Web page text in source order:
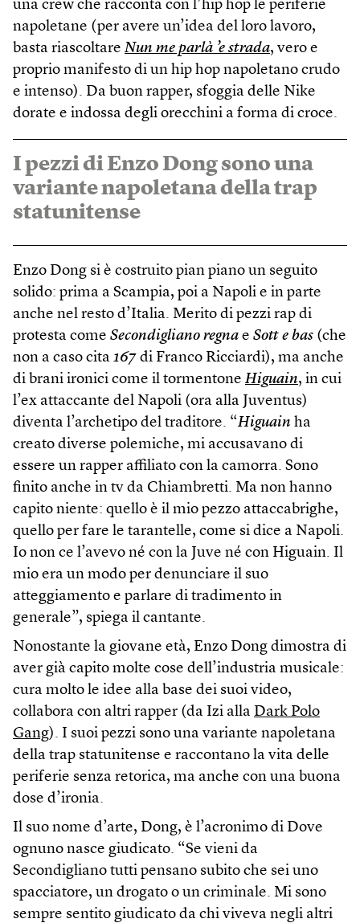
una crew che racconta con l’hip hop le periferie
napoletane (per avere un’idea del loro lavoro,
basta riascoltare Nun me parlà ’e strada, vero e
proprio manifesto di un hip hop napoletano crudo
e intenso). Da buon rapper, sfoggia delle Nike
dorate e indossa degli orecchini a forma di croce.
I pezzi di Enzo Dong sono una
variante napoletana della trap
statunitense
Enzo Dong si è costruito pian piano un seguito
solido: prima a Scampia, poi a Napoli e in parte
anche nel resto d’Italia. Merito di pezzi rap di
protesta come Secondigliano regna e Sott e bas (che
non a caso cita 167 di Franco Ricciardi), ma anche
di brani ironici come il tormentone Higuain, in cui
l’ex attaccante del Napoli (ora alla Juventus)
diventa l’archetipo del traditore. “Higuain ha
creato diverse polemiche, mi accusavano di
essere un rapper affiliato con la camorra. Sono
finito anche in tv da Chiambretti. Ma non hanno
capito niente: quello è il mio pezzo attaccabrighe,
quello per fare le tarantelle, come si dice a Napoli.
Io non ce l’avevo né con la Juve né con Higuain. Il
mio era un modo per denunciare il suo
atteggiamento e parlare di tradimento in
generale”, spiega il cantante.
Nonostante la giovane età, Enzo Dong dimostra di
aver già capito molte cose dell’industria musicale:
cura molto le idee alla base dei suoi video,
collabora con altri rapper (da Izi alla Dark Polo
Gang). I suoi pezzi sono una variante napoletana
della trap statunitense e raccontano la vita delle
periferie senza retorica, ma anche con una buona
dose d’ironia.
Il suo nome d’arte, Dong, è l’acronimo di Dove
ognuno nasce giudicato. “Se vieni da
Secondigliano tutti pensano subito che sei uno
spacciatore, un drogato o un criminale. Mi sono
sempre sentito giudicato da chi viveva negli altri